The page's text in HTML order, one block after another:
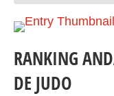
RANKING
DE JUDO